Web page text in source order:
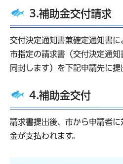
3.補助金交付請求
交付決定通知書兼確定通知書に
市指定の請求書（交付決定通
同封します）を下記申請先に提
4.補助金交付
請求書提出後、市から申請者
金が支払われます。